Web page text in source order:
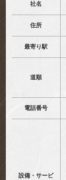
社名
住所
最寄り駅
道順
電話番号
設備・サービ